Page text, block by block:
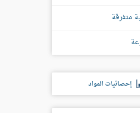
متفرقة
إحصائيات المواد